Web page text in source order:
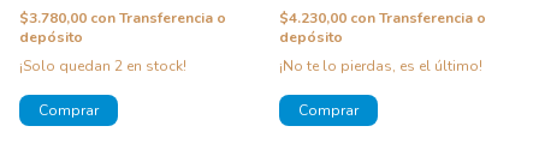
$3.780,00 conTransferencia o
depósito
¡Solo quedan 2 en stock!
$4.230,00 conTransferencia o
depósito
¡No te lo pierdas, es el último!